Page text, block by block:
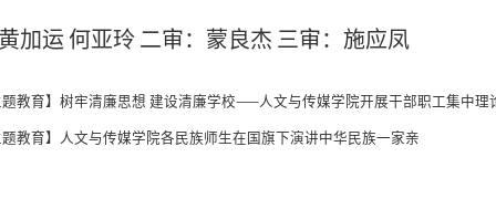
加运 何亚玲 二审：蒙良杰 三审：施应凤
教育】树牢清廉思想 建设清廉学校——人文与传媒学院开展干部职工集中理
教育】人文与传媒学院各民族师生在国旗下演讲中华民族一家亲